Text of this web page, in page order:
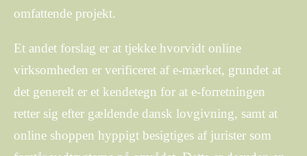
omfattende projekt.
Et andet forslag er at tjekke hvorvidt online
virksomheden er verificeret af e-mærket, grundet at
det generelt er et kendetegn for at e-forretningen
retter sig efter gældende dansk lovgivning, samt at
online shoppen hyppigt besigtiges af jurister som